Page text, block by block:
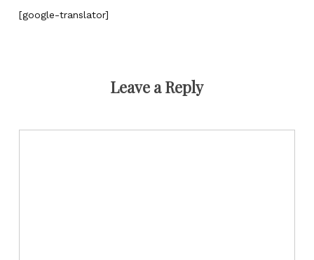
[google-translator]
Leave a Reply